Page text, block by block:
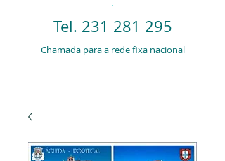
Tel. 231 281 295
Chamada para a rede fixa nacional